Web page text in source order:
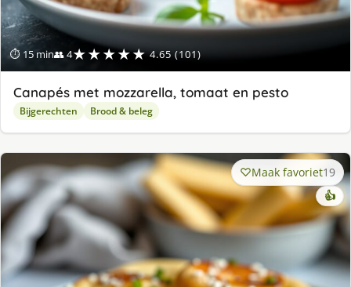
⏱ 15 min👥 4★★★★★ 4.65 (101)
Canapés met mozzarella, tomaat en pesto
Bijgerechten Brood & beleg
Maak favoriet19
👍